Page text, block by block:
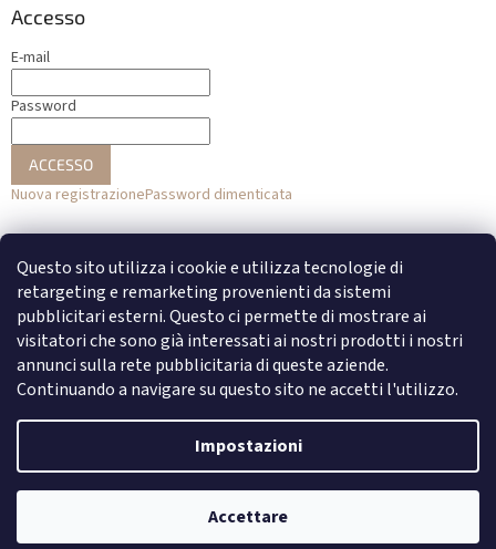
Questo sito utilizza i cookie e utilizza tecnologie di
retargeting e remarketing provenienti da sistemi
pubblicitari esterni. Questo ci permette di mostrare ai
visitatori che sono già interessati ai nostri prodotti i nostri
annunci sulla rete pubblicitaria di queste aziende.
Continuando a navigare su questo sito ne accetti l'utilizzo.
Impostazioni
Accettare
Accesso
E-mail
Password
ACCESSO
Nuova registrazionePassword dimenticata
o
Accesso con Facebook
Accesso con Google
Copyright 2026DENATO. Tutti i diritti riservati.Modifica delle
impostazioni dei cookie